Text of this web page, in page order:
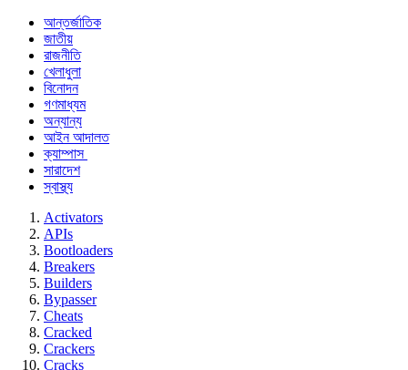
আন্তর্জাতিক
জাতীয়
রাজনীতি
খেলাধুলা
বিনোদন
গণমাধ্যম
অন্যান্য
আইন আদালত
ক্যাম্পাস
সারাদেশ
স্বাস্থ্য
Activators
APIs
Bootloaders
Breakers
Builders
Bypasser
Cheats
Cracked
Crackers
Cracks